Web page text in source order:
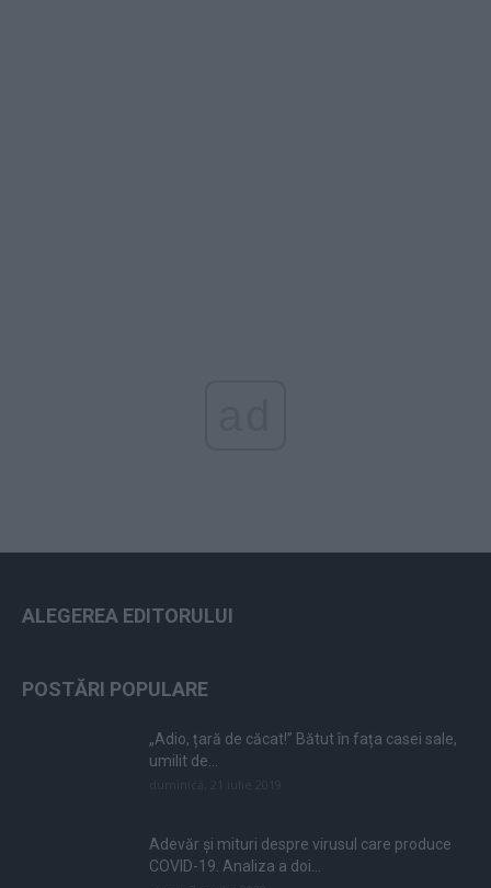
ALEGEREA EDITORULUI
POSTĂRI POPULARE
„Adio, țară de căcat!” Bătut în fața casei sale,
umilit de...
Adevăr și mituri despre virusul care produce
COVID-19. Analiza a doi...